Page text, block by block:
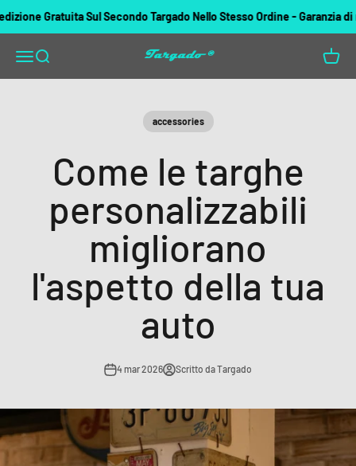
Gratuita Sul Secondo Targado Nello Stesso Ordine - Garanzia di
Apri il menu di navigazione
Mostra il menu di ricercaTargado
accessories
Come le targhe
personalizzabili
migliorano
l'aspetto della tua
auto
4 mar 2026 Scritto da Targado